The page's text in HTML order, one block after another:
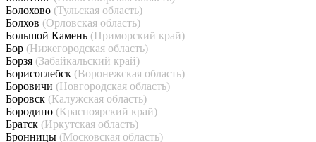
Болохово (Тульская область)
Болхов (Орловская область)
Большой Камень (Приморский край)
Бор (Нижегородская область)
Борзя (Забайкальский край)
Борисоглебск (Воронежская область)
Боровичи (Новгородская область)
Боровск (Калужская область)
Бородино (Красноярский край)
Братск (Иркутская область)
Бронницы (Московская область)